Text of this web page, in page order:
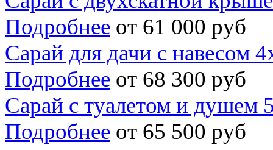
Подробнее от 61 000 руб
Сарай для дачи с навесом
Подробнее от 68 300 руб
Сарай с туалетом и душем
Подробнее от 65 500 руб